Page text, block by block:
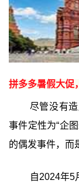
拼多多暑假大促
尽管没有
事件定性为“企
的偶发事件，而
自2024年5